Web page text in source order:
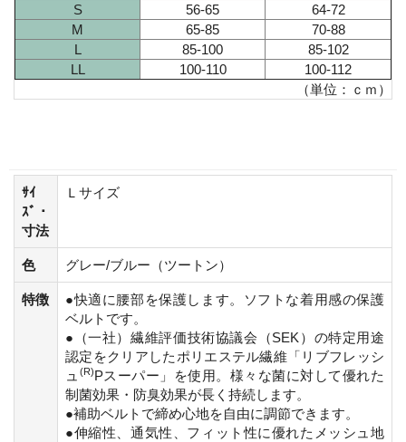
S
56-65
64-72
M
65-85
70-88
L
85-100
85-102
LL
100-110
100-112
（単位：ｃｍ）
ｻｲ
ｽﾞ・
寸法
Ｌサイズ
色 グレー/ブルー（ツートン）
特徴
●快適に腰部を保護します。ソフトな着用感の保護
ベルトです。
●（一社）繊維評価技術協議会（SEK）の特定用途
認定をクリアしたポリエステル繊維「リブフレッシ
ュ (R)Pスーパー」を使用。様々な菌に対して優れた
制菌効果・防臭効果が長く持続します。
●補助ベルトで締め心地を自由に調節できます。
●伸縮性、通気性、フィット性に優れたメッシュ地